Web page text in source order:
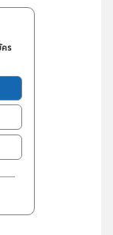
ร